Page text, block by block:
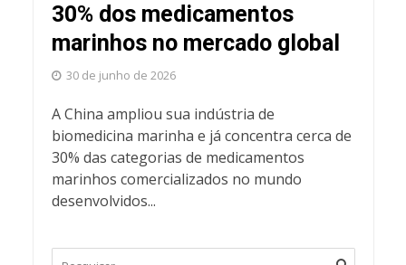
30% dos medicamentos
marinhos no mercado global
30 de junho de 2026
A China ampliou sua indústria de
biomedicina marinha e já concentra cerca de
30% das categorias de medicamentos
marinhos comercializados no mundo
desenvolvidos...